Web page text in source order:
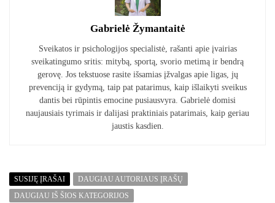
Gabrielė Žymantaitė
Sveikatos ir psichologijos specialistė, rašanti apie įvairias
sveikatingumo sritis: mitybą, sportą, svorio metimą ir bendrą
gerovę. Jos tekstuose rasite išsamias įžvalgas apie ligas, jų
prevenciją ir gydymą, taip pat patarimus, kaip išlaikyti sveikus
dantis bei rūpintis emocine pusiausvyra. Gabrielė domisi
naujausiais tyrimais ir dalijasi praktiniais patarimais, kaip geriau
jaustis kasdien.
SUSIJĘ ĮRAŠAI
DAUGIAU AUTORIAUS ĮRAŠŲ
DAUGIAU IŠ ŠIOS KATEGORIJOS